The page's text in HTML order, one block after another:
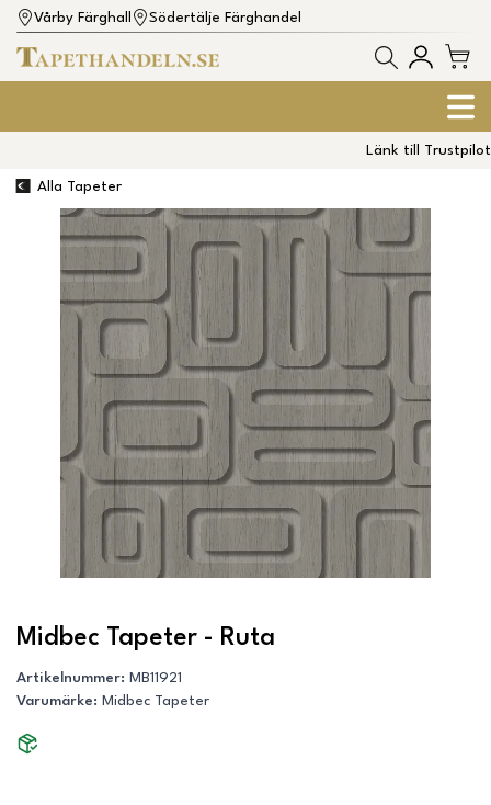
Vårby Färghall Södertälje Färghandel
Länk till Trustpilot
Alla Tapeter
Midbec Tapeter - Ruta
Artikelnummer: MB11921
Varumärke: Midbec Tapeter